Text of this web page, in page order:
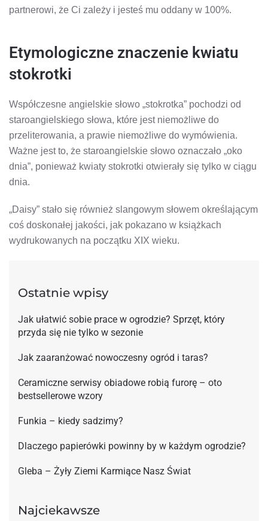
partnerowi, że Ci zależy i jesteś mu oddany w 100%.
Etymologiczne znaczenie kwiatu
stokrotki
Współczesne angielskie słowo „stokrotka” pochodzi od
staroangielskiego słowa, które jest niemożliwe do
przeliterowania, a prawie niemożliwe do wymówienia.
Ważne jest to, że staroangielskie słowo oznaczało „oko
dnia”, ponieważ kwiaty stokrotki otwierały się tylko w ciągu
dnia.
„Daisy” stało się również slangowym słowem określającym
coś doskonałej jakości, jak pokazano w książkach
wydrukowanych na początku XIX wieku.
Ostatnie wpisy
Jak ułatwić sobie prace w ogrodzie? Sprzęt, który
przyda się nie tylko w sezonie
Jak zaaranżować nowoczesny ogród i taras?
Ceramiczne serwisy obiadowe robią furorę – oto
bestsellerowe wzory
Funkia – kiedy sadzimy?
Dlaczego papierówki powinny by w każdym ogrodzie?
Gleba – Żyły Ziemi Karmiące Nasz Świat
Najciekawsze